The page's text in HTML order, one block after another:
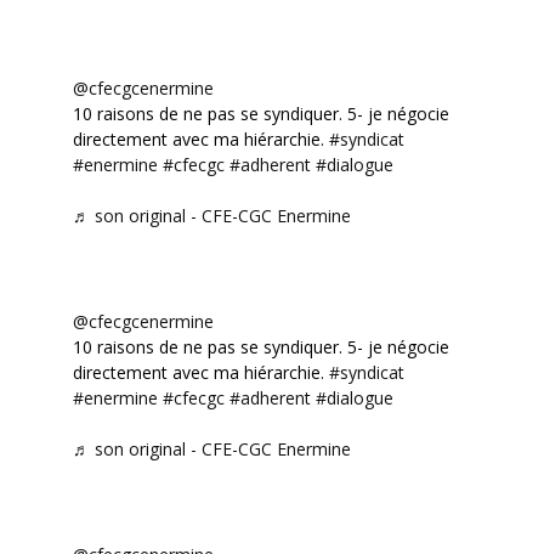
@cfecgcenermine
10 raisons de ne pas se syndiquer. 5- je négocie
directement avec ma hiérarchie. #syndicat
#enermine #cfecgc #adherent #dialogue
♬ son original - CFE-CGC Enermine
@cfecgcenermine
10 raisons de ne pas se syndiquer. 5- je négocie
directement avec ma hiérarchie. #syndicat
#enermine #cfecgc #adherent #dialogue
♬ son original - CFE-CGC Enermine